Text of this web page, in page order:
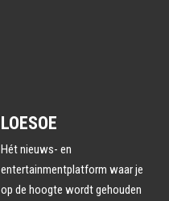
LOESOE
Hét nieuws- en
entertainmentplatform waar je
op de hoogte wordt gehouden